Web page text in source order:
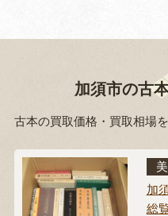
加須市の古
古本の買取価格・買取相場
加
総